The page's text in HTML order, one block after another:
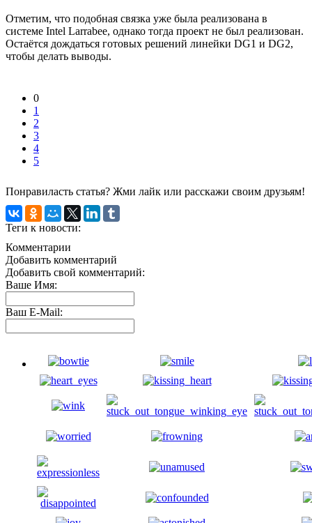
Отметим, что подобная связка уже была реализована в
системе Intel Larrabee, однако тогда проект не был реализован.
Остаётся дождаться готовых решений линейки DG1 и DG2,
чтобы делать выводы.
0
1
2
3
4
5
Понравиласть статья? Жми лайк или расскажи своим друзьям!
Теги к новости:
Комментарии
Добавить комментарий
Добавить свой комментарий:
Ваше Имя:
Ваш E-Mail: